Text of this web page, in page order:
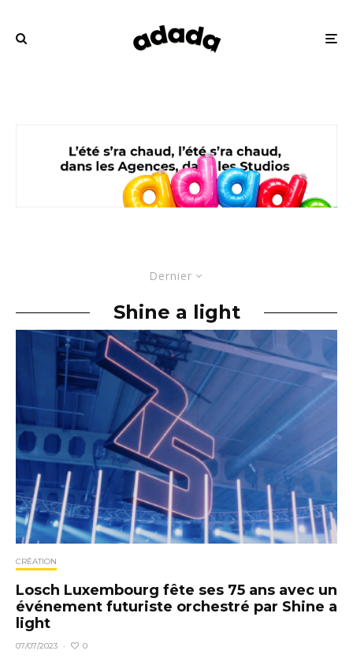
Dernier
Shine a light
CRÉATION
Losch Luxembourg fête ses 75 ans avec un
événement futuriste orchestré par Shine a
light
07/07/2023 · 0